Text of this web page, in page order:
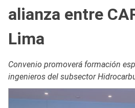
alianza entre
Lima
Convenio promoverá formación
ingenieros del subsector